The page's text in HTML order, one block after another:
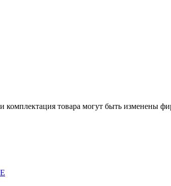
товара могут быть изменены